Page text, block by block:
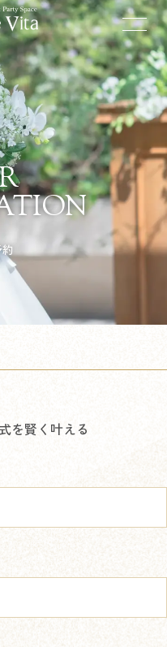
を賢く叶える